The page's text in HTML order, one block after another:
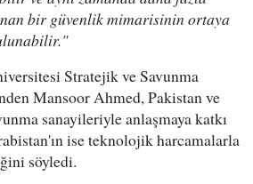
bir güvenlik mimarisinin ortaya
Stratejik ve Savunma
Mansoor Ahmed, Pakistan ve
sanayileriyle anlaşmaya katkı
ise teknolojik harcamalarla
söyledi.